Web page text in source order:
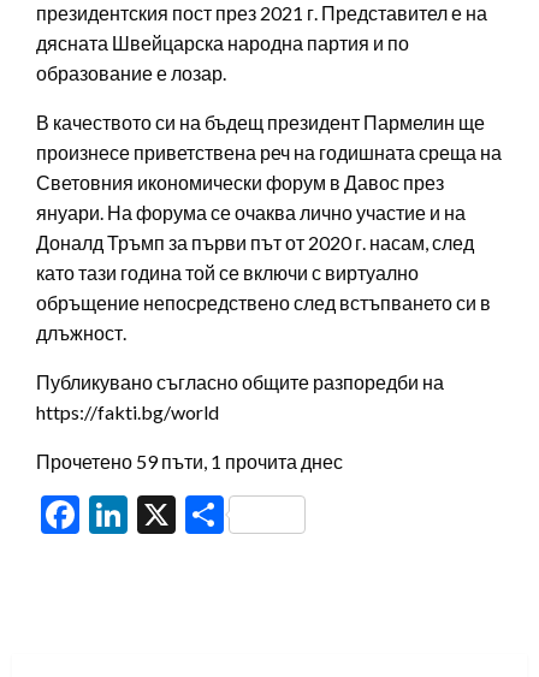
президентския пост през 2021 г. Представител е на
дясната Швейцарска народна партия и по
образование е лозар.
В качеството си на бъдещ президент Пармелин ще
произнесе приветствена реч на годишната среща на
Световния икономически форум в Давос през
януари. На форума се очаква лично участие и на
Доналд Тръмп за първи път от 2020 г. насам, след
като тази година той се включи с виртуално
обръщение непосредствено след встъпването си в
длъжност.
Публикувано съгласно общите разпоредби на
https://fakti.bg/world
Прочетено 59 пъти, 1 прочита днес
Facebook
LinkedIn
X Share